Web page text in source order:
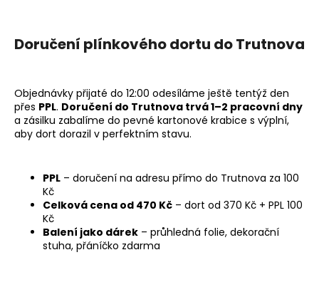
Doručení plínkového dortu do Trutnova
Objednávky přijaté do 12:00 odesíláme ještě tentýž den
přes PPL. Doručení do Trutnova trvá 1–2 pracovní dny
a zásilku zabalíme do pevné kartonové krabice s výplní,
aby dort dorazil v perfektním stavu.
PPL – doručení na adresu přímo do Trutnova za 100
Kč
Celková cena od 470 Kč – dort od 370 Kč + PPL 100
Kč
Balení jako dárek – průhledná folie, dekorační
stuha, přáníčko zdarma
r
u
j
e
m
JEDNOPATROVÝ
PLENKOVÝ
DORT
MINI
FIALOVÝ